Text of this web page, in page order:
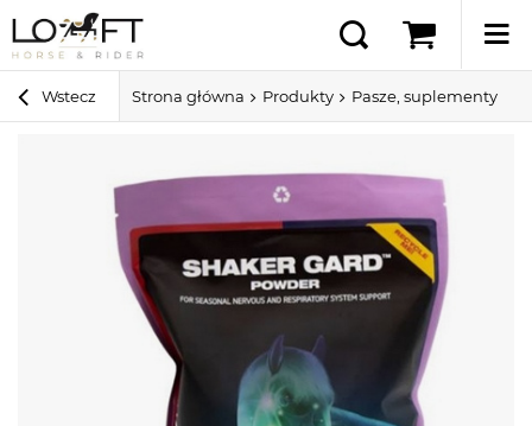
Wstecz Strona główna Produkty Pasze, suplementy i